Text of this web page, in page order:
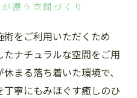
漂う空間づくり
をご利用いただくため
ナチュラルな空間をご用
まる落ち着いた環境で、
寧にもみほぐす癒しのひ